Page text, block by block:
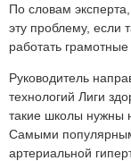
По словам
эту проблему, если
работать грамотные
Руководитель
технологий Лиги
такие школы нужны
Самыми
артериальной